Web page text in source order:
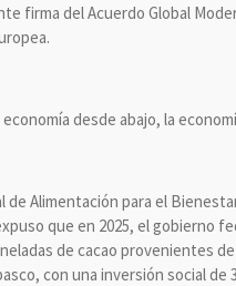
firma del Acuerdo Global
desde abajo, la
de Alimentación para el
que en 2025, el gobierno
de cacao provenientes de
con una inversión social de